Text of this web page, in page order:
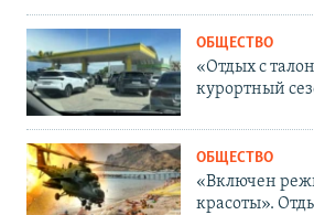
ОБЩЕСТВО
«Отдых с
курортный
ОБЩЕСТВО
«Включен
красоты».